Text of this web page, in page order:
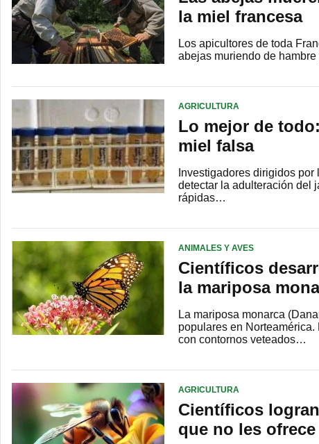
la miel francesa
Los apicultores de toda
abejas muriendo de
AGRICULTURA
Lo mejor de
miel falsa
Investigadores dirigidos
detectar la adulteración del
rápidas…
ANIMALES Y AVES
Científicos
la mariposa
La mariposa monarca
populares en
con contornos veteados…
AGRICULTURA
Científicos
que no les